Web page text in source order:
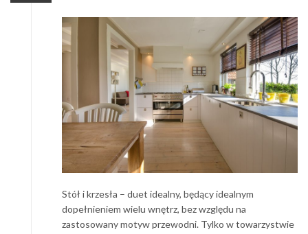
Stół i krzesła – duet idealny, będący idealnym
dopełnieniem wielu wnętrz, bez względu na
zastosowany motyw przewodni. Tylko w towarzystwie